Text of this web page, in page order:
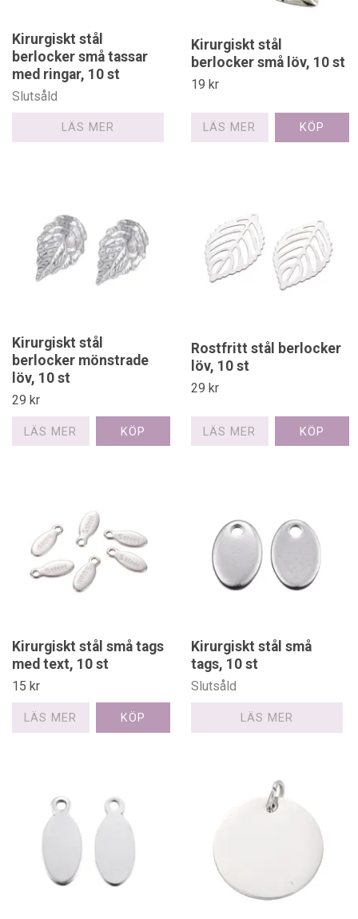
Kirurgiskt stål
berlocker små tassar
med ringar, 10 st
Slutsåld
LÄS MER
Kirurgiskt stål
berlocker små löv, 10 st
19 kr
LÄS MER
Kirurgiskt stål
berlocker mönstrade
löv, 10 st
29 kr
LÄS MER
Rostfritt stål berlocker
löv, 10 st
29 kr
LÄS MER
Kirurgiskt stål små tags
med text, 10 st
15 kr
LÄS MER
Kirurgiskt stål små
tags, 10 st
Slutsåld
LÄS MER